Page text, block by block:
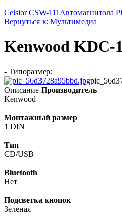
Celsior CSW-111 Автомагнитола
Вернуться к: Мультимедиа
Kenwood KDC-
- Типоразмер:
Описание Производитель
Kenwood
Монтажный размер
1 DIN
Тип
CD/USB
Bluetooth
Нет
Подсветка кнопок
Зеленая